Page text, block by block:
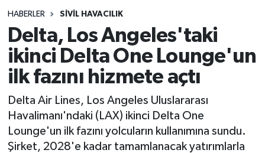
HABERLER SIVIL HAVACILIK
Delta, Los Angeles'taki
ikinci Delta One Lounge'un
ilk fazını hizmete açtı
Delta Air Lines, Los Angeles Uluslararası
Havalimanı'ndaki (LAX) ikinci Delta One
Lounge'un ilk fazını yolcuların kullanımına sundu.
Şirket, 2028'e kadar tamamlanacak yatırımlarla